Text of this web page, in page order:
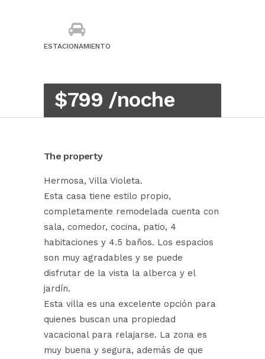
ESTACIONAMIENTO
$799 /noche
The property
Hermosa, Villa Violeta.
Esta casa tiene estilo propio,
completamente remodelada cuenta con
sala, comedor, cocina, patio, 4
habitaciones y 4.5 baños. Los espacios
son muy agradables y se puede
disfrutar de la vista la alberca y el
jardín.
Esta villa es una excelente opción para
quienes buscan una propiedad
vacacional para relajarse. La zona es
muy buena y segura, además de que